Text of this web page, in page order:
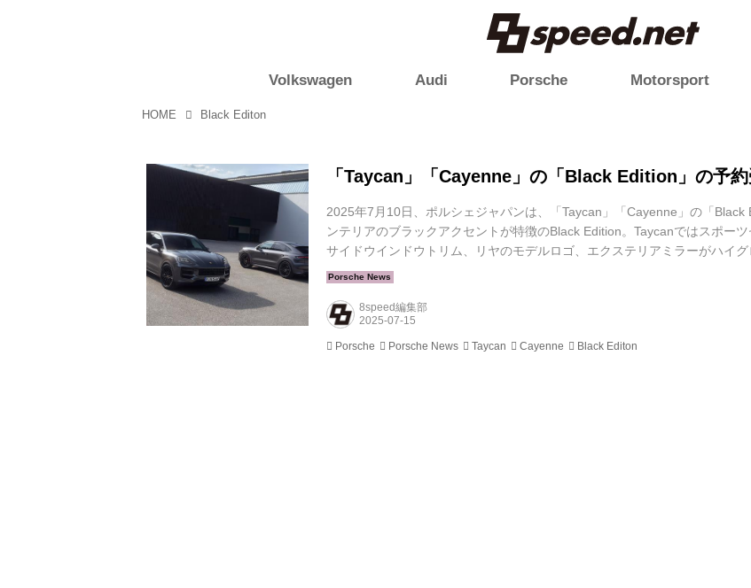
Volkswagen Audi Porsche Motorsport
HOME Black Editon
「Taycan」「Cayenne」の「Black Edition」の予
2025年7月10日、ポルシェジャパンは、「Taycan」「Cayenne」の「
ンテリアのブラックアクセントが特徴のBlack Edition。Taycanではスポー
サイドウインドウトリム、リヤのモデルロゴ、エクステリアミラーがハイ
ーテッド“Porsche”ロゴが付いたリヤライトストリップを採用。さらに、ブ
8speed編集部
Porsche Porsche News Taycan Cayenne Black Editon